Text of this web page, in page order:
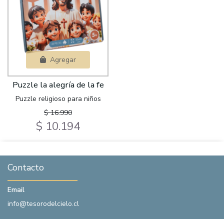
Agregar
Puzzle la alegría de la fe
Puzzle religioso para niños
$ 16.990
$ 10.194
Contacto
Email
info@tesorodelcielo.cl